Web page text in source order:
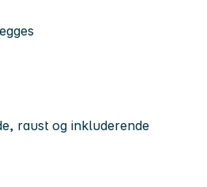
raust og inkluderende